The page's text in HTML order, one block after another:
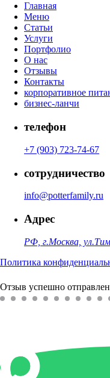
Главная
Меню
Статьи
Услуги
Портфолио
О нас
Отзывы
Контакты
корпоративное
бизнес-ланчи
телефон
+7 (903) 723-74-67
сотрудничество
info@potterfamily.ru
Адрес
РФ, г.Москва,
Политика
Отзыв успешно отправлен